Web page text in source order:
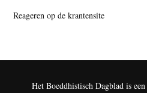
Reageren op de krantensite
Het Boeddhistisch Dagblad is